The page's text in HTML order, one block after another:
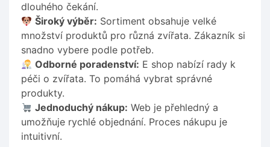
dlouhého čekání.
Široký výběr: Sortiment obsahuje velké
množství produktů pro různá zvířata. Zákazník si
snadno vybere podle potřeb.
Odborné poradenství: E shop nabízí rady k
péči o zvířata. To pomáhá vybrat správné
produkty.
Jednoduchý nákup: Web je přehledný a
umožňuje rychlé objednání. Proces nákupu je
intuitivní.